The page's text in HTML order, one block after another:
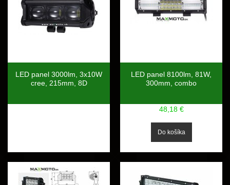
LED panel 3000lm, 3x10W
cree, 215mm, 8D
LED panel 8100lm, 81W,
300mm, combo
48,18 €